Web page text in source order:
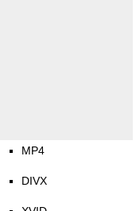
MP4
DIVX